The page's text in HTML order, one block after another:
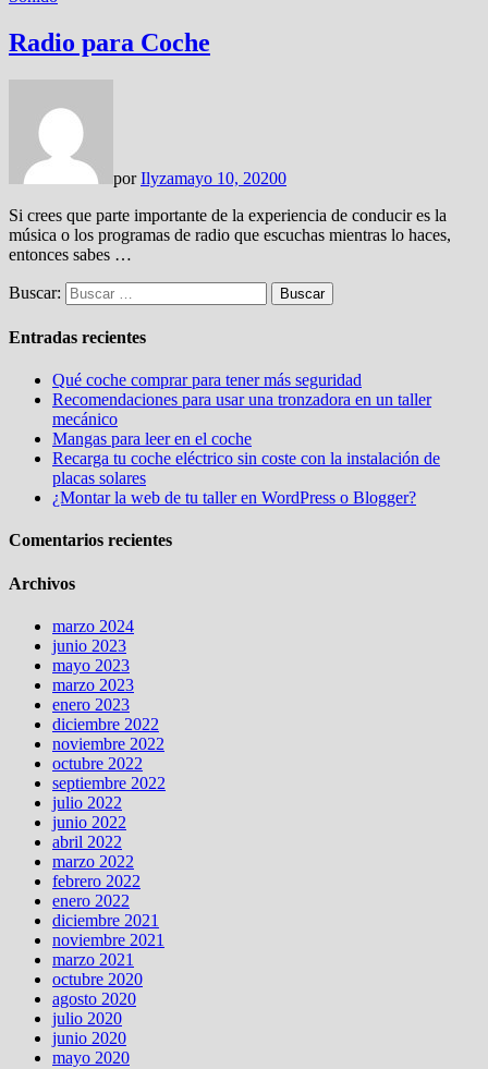
Radio para Coche
porIlyzamayo 10, 20200
Si crees que parte importante de la experiencia de conducir es la
música o los programas de radio que escuchas mientras lo haces,
entonces sabes …
Buscar:
Entradas recientes
Qué coche comprar para tener más seguridad
Recomendaciones para usar una tronzadora en un taller
mecánico
Mangas para leer en el coche
Recarga tu coche eléctrico sin coste con la instalación de
placas solares
¿Montar la web de tu taller en WordPress o Blogger?
Comentarios recientes
Archivos
marzo 2024
junio 2023
mayo 2023
marzo 2023
enero 2023
diciembre 2022
noviembre 2022
octubre 2022
septiembre 2022
julio 2022
junio 2022
abril 2022
marzo 2022
febrero 2022
enero 2022
diciembre 2021
noviembre 2021
marzo 2021
octubre 2020
agosto 2020
julio 2020
junio 2020
mayo 2020